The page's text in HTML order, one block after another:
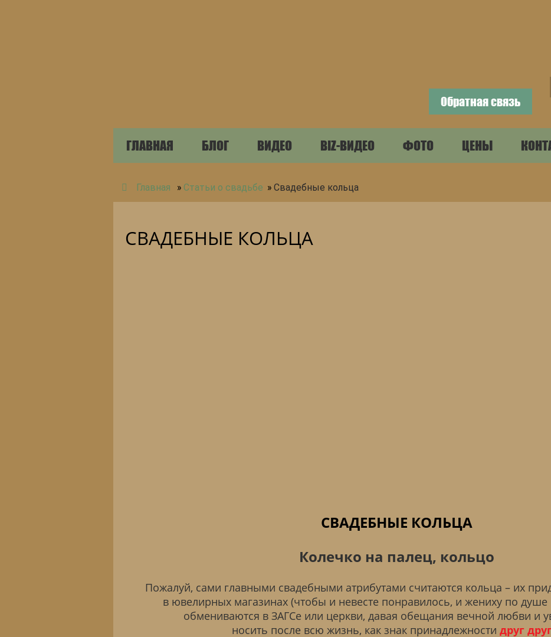
Обратная связь
ГЛАВНАЯ БЛОГ ВИДЕО BIZ-ВИДЕО ФОТО ЦЕНЫ
Главная » Статьи о свадьбе » Свадебные кольца
СВАДЕБНЫЕ КОЛЬЦА
СВАДЕБНЫЕ КОЛЬЦА
Колечко на палец, кольцо
Пожалуй, сами главными свадебными атрибутами считаются кольца – их
в ювелирных магазинах (чтобы и невесте понравилось, и жениху по
обмениваются в ЗАГСе или церкви, давая обещания вечной любви и
носить после всю жизнь, как знак принадлежности друг